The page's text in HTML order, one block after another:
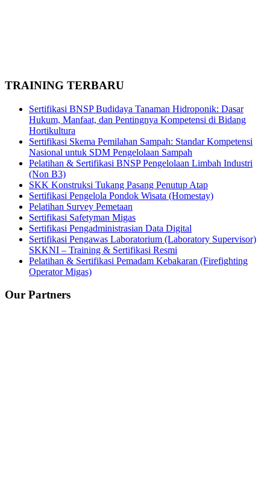
TRAINING TERBARU
Sertifikasi BNSP Budidaya Tanaman Hidroponik: Dasar
Hukum, Manfaat, dan Pentingnya Kompetensi di Bidang
Hortikultura
Sertifikasi Skema Pemilahan Sampah: Standar Kompetensi
Nasional untuk SDM Pengelolaan Sampah
Pelatihan & Sertifikasi BNSP Pengelolaan Limbah Industri
(Non B3)
SKK Konstruksi Tukang Pasang Penutup Atap
Sertifikasi Pengelola Pondok Wisata (Homestay)
Pelatihan Survey Pemetaan
Sertifikasi Safetyman Migas
Sertifikasi Pengadministrasian Data Digital
Sertifikasi Pengawas Laboratorium (Laboratory Supervisor)
SKKNI – Training & Sertifikasi Resmi
Pelatihan & Sertifikasi Pemadam Kebakaran (Firefighting
Operator Migas)
Our Partners